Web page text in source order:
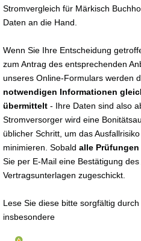
Stromvergleich für Märkisch
Daten an die Hand.
Wenn Sie Ihre Entscheidung
zum Antrag des entsprechenden
unseres Online-Formulars werden
notwendigen Informationen
übermittelt - Ihre Daten sind also
Stromversorger wird eine
üblicher Schritt, um das
minimieren. Sobald alle
Sie per E-Mail eine Bestätigung
Vertragsunterlagen zugeschickt.
Lese Sie diese bitte sorgfältig
insbesondere